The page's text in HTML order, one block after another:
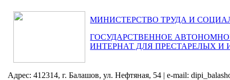
МИНИСТЕРСТВО ТРУДА И
ГОСУДАРСТВЕННОЕ
ИНТЕРНАТ ДЛЯ ПРЕСТАРЕЛЫХ И
Адрес: 412314, г. Балашов, ул. Нефтяная, 54 | e-mail: